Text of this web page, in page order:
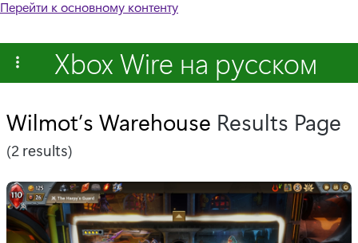
Перейти к основному контенту
Xbox Wire на русском
Wilmot’s Warehouse Results Page
(2 results)